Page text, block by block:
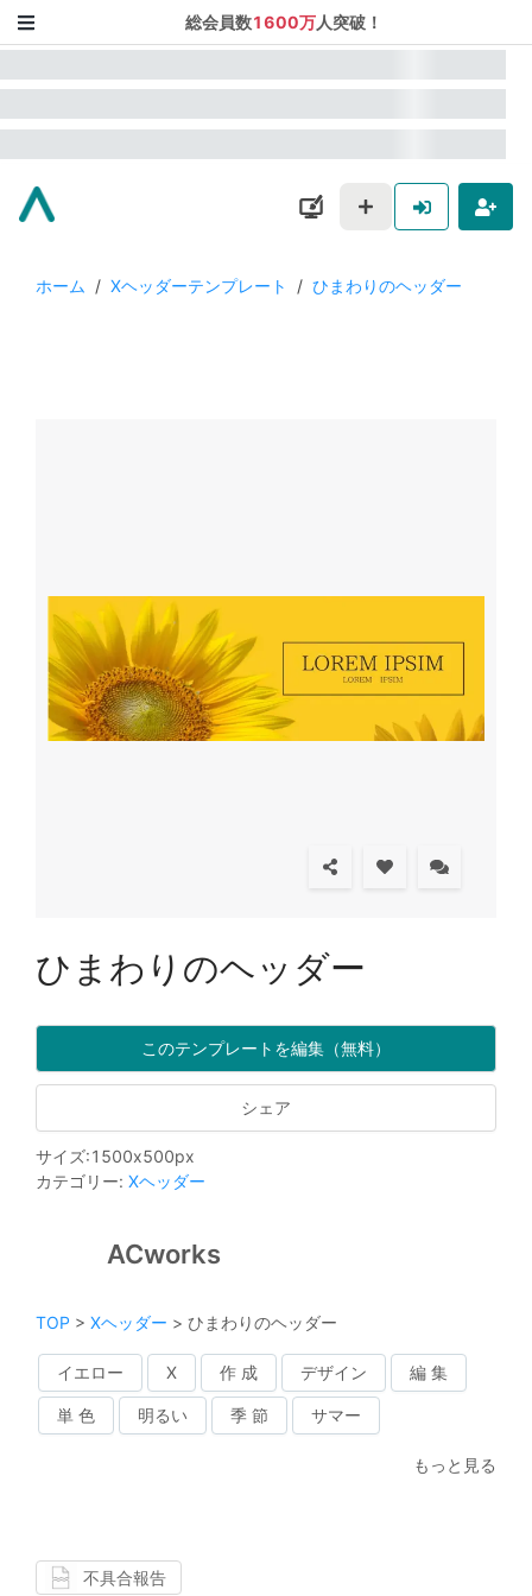
総会員数1600万人突破！
ホーム / Xヘッダーテンプレート / ひまわりのヘッダー
ひまわりのヘッダー
このテンプレートを編集（無料）
シェア
サイズ:1500x500px
カテゴリー: Xヘッダー
ACworks
TOP > Xヘッダー > ひまわりのヘッダー
イエロー X 作 成 デザイン 編 集
単 色 明るい 季 節 サマー
もっと見る
不具合報告